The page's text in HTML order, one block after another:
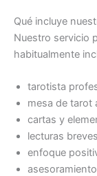
Qué incluye
Nuestro servicio
habitualmente
tarotista
mesa de tarot
cartas y
lecturas
enfoque